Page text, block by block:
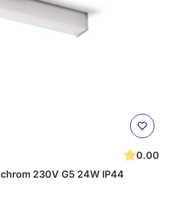
0.00
ADAGIO 60 ścienna chrom 230V G5 24W IP44